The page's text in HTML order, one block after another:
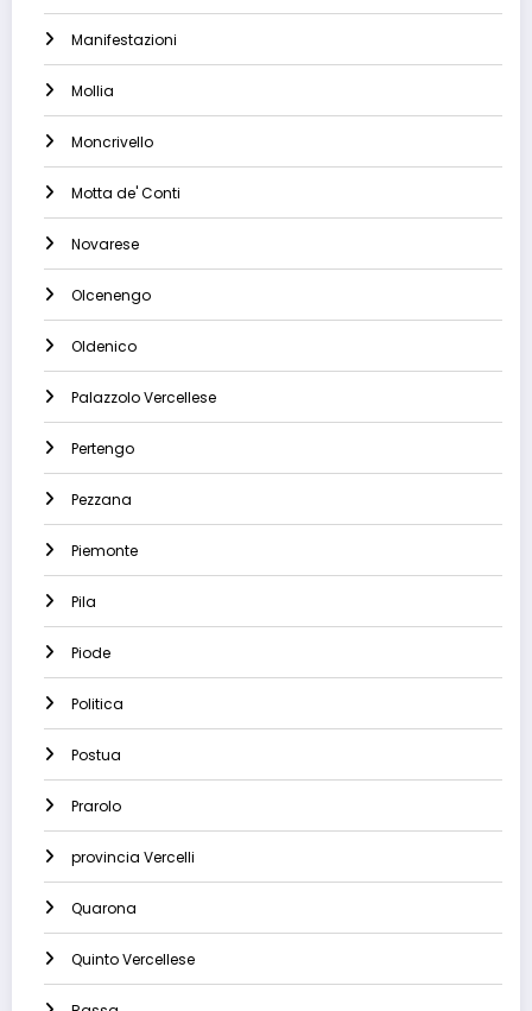
Manifestazioni
Mollia
Moncrivello
Motta de' Conti
Novarese
Olcenengo
Oldenico
Palazzolo Vercellese
Pertengo
Pezzana
Piemonte
Pila
Piode
Politica
Postua
Prarolo
provincia Vercelli
Quarona
Quinto Vercellese